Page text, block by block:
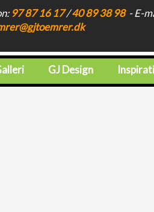
GJ Design
97 87 16 17​/40 89 38 98- E-